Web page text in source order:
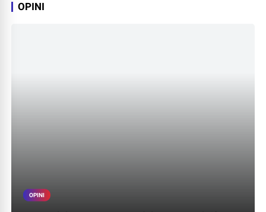
OPINI
OPINI